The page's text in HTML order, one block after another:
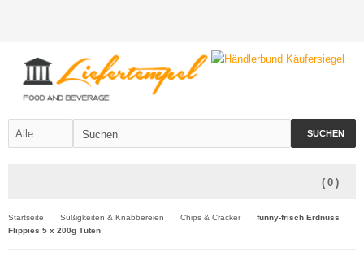
SUCHEN
( 0 )
Startseite Süßigkeiten & Knabbereien Chips & Cracker
funny-frisch Erdnuss
Flippies 5 x 200g Tüten